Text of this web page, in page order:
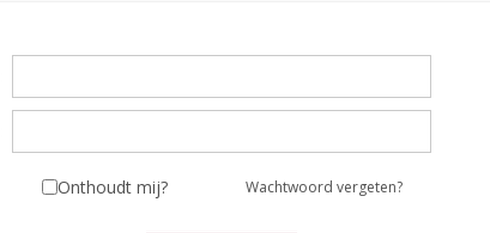
Onthoudt mij? Wachtwoord vergeten?